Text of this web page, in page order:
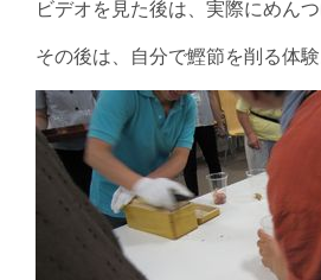
ビデオを見た後は、実際にめん
その後は、自分で鰹節を削る体験